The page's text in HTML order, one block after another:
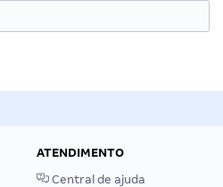
ATENDIMENTO
Central de ajuda